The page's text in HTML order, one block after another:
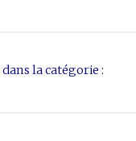
la catégorie :